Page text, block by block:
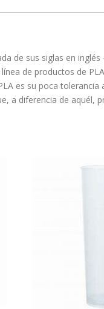
de sus siglas en
de productos de
es su poca
a diferencia de aquél,